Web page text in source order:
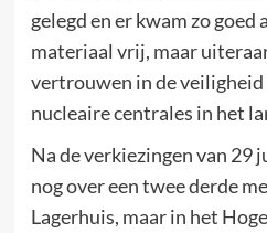
gelegd en er kwam zo goed
materiaal vrij, maar
vertrouwen in de veiligheid
nucleaire centrales in het
Na de verkiezingen van 29
nog over een twee derde
Lagerhuis, maar in het